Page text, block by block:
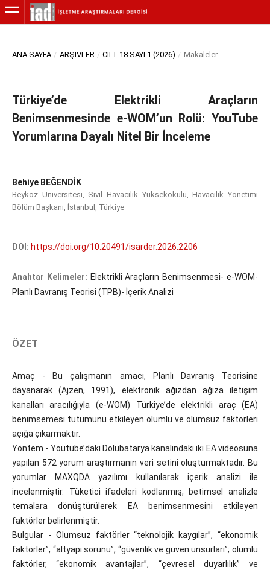
ANA SAYFA / ARŞIVLER / CILT 18 SAYI 1 (2026) / Makaleler
Türkiye’de Elektrikli Araçların
Benimsenmesinde e-WOM’un Rolü: YouTube
Yorumlarına Dayalı Nitel Bir İnceleme
Behiye BEĞENDİK
Beykoz Üniversitesi, Sivil Havacılık Yüksekokulu, Havacılık Yönetimi
Bölüm Başkanı, İstanbul, Türkiye
DOI: https://doi.org/10.20491/isarder.2026.2206
Anahtar Kelimeler: Elektrikli Araçların Benimsenmesi- e-WOM-
Planlı Davranış Teorisi (TPB)- İçerik Analizi
ÖZET
Amaç - Bu çalışmanın amacı, Planlı Davranış Teorisine
dayanarak (Ajzen, 1991), elektronik ağızdan ağıza iletişim
kanalları aracılığıyla (e-WOM) Türkiye’de elektrikli araç (EA)
benimsemesi tutumunu etkileyen olumlu ve olumsuz faktörleri
açığa çıkarmaktır.
Yöntem - Youtube’daki Dolubatarya kanalındaki iki EA videosuna
yapılan 572 yorum araştırmanın veri setini oluşturmaktadır. Bu
yorumlar MAXQDA yazılımı kullanılarak içerik analizi ile
incelenmiştir. Tüketici ifadeleri kodlanmış, betimsel analizle
temalara dönüştürülerek EA benimsenmesini etkileyen
faktörler belirlenmiştir.
Bulgular - Olumsuz faktörler “teknolojik kaygılar”, “ekonomik
faktörler”, “altyapı sorunu”, “güvenlik ve güven unsurları”; olumlu
faktörler, “ekonomik avantajlar”, “çevresel duyarlılık” ve